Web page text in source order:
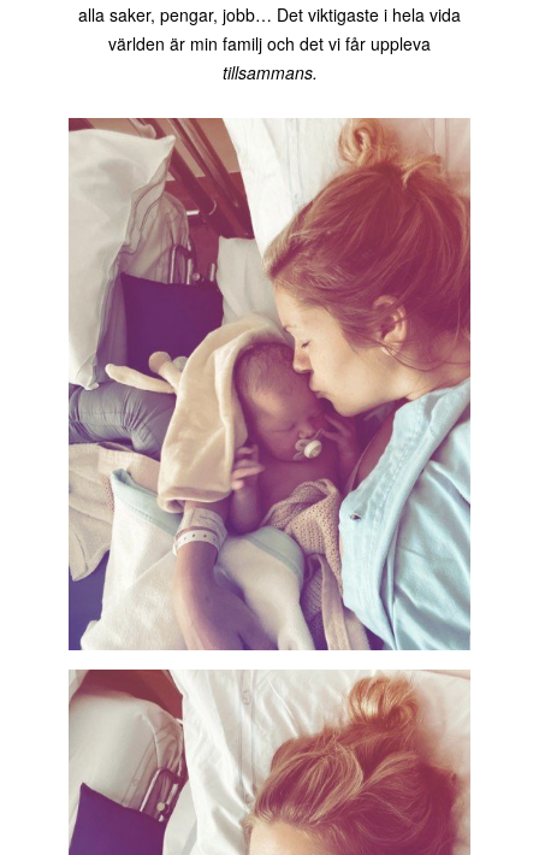
alla saker, pengar, jobb… Det viktigaste i hela vida
världen är min familj och det vi får uppleva
tillsammans.